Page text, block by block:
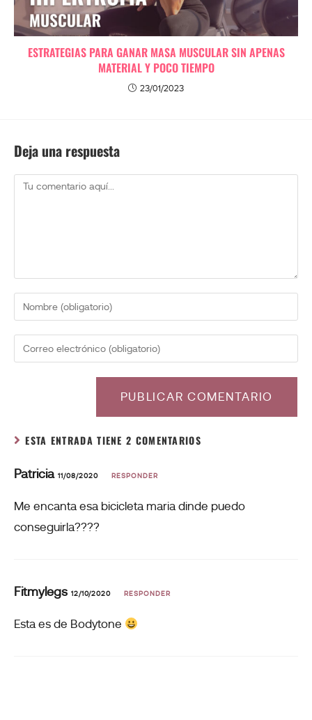
ESTRATEGIAS PARA GANAR MASA MUSCULAR SIN APENAS
MATERIAL Y POCO TIEMPO
23/01/2023
Deja una respuesta
ESTA ENTRADA TIENE 2 COMENTARIOS
Patricia 11/08/2020 RESPONDER
Me encanta esa bicicleta maria dinde puedo
conseguirla????
Fitmylegs 12/10/2020 RESPONDER
Esta es de Bodytone